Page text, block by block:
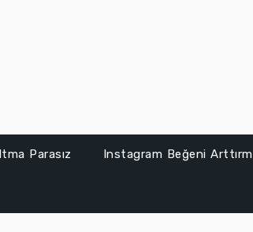
Parasız Instagram Beğeni